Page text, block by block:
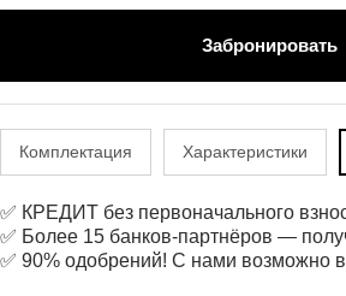
Забронировать
Комплектация Характеристики
✅ КРЕДИТ без первоначального
✅ Более 15 банков-партнёров —
✅ 90% одобрений! С нами возможно